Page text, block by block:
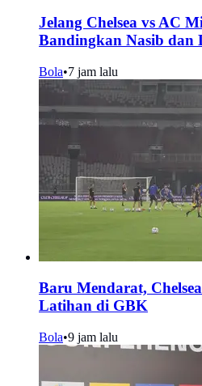
Jelang Chelsea vs AC
Bandingkan Nasib dan
Bola•7 jam lalu
Baru Mendarat,
Latihan di GBK
Bola•9 jam lalu